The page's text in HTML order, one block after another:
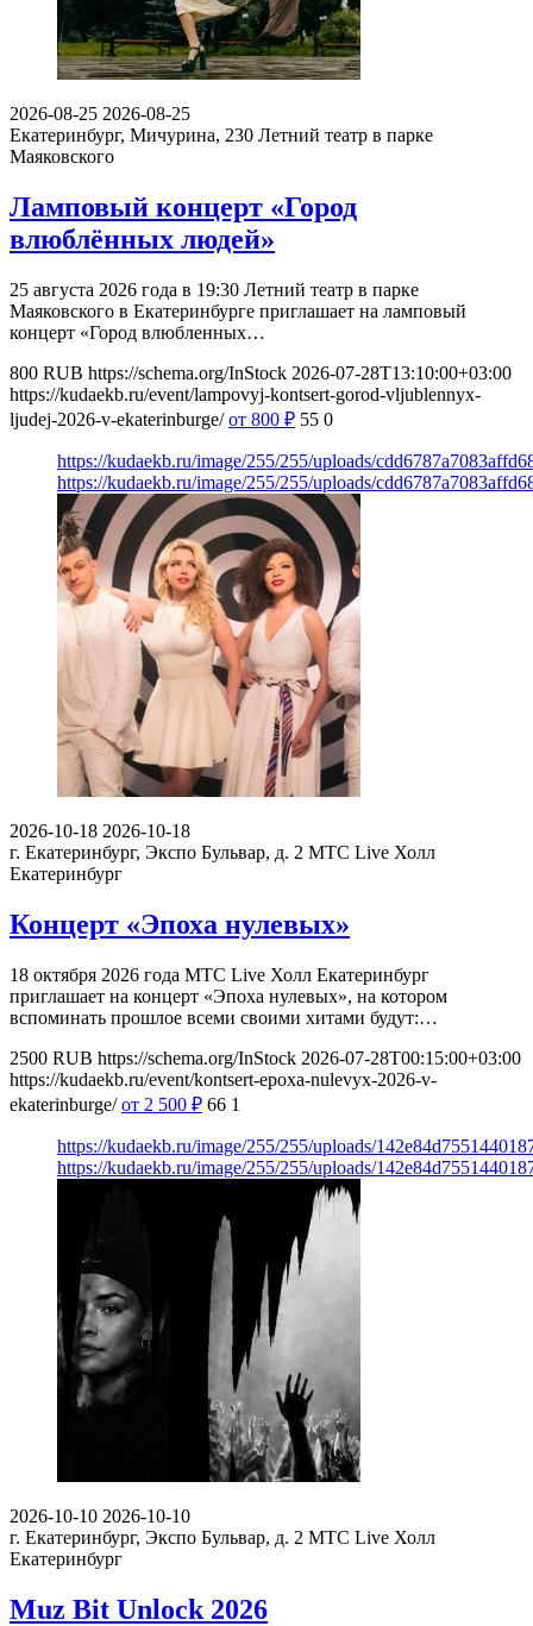
2026-08-25 2026-08-25
Екатеринбург, Мичурина, 230 Летний театр в парке
Маяковского
Ламповый концерт «Город
влюблённых людей»
25 августа 2026 года в 19:30 Летний театр в парке
Маяковского в Екатеринбурге приглашает на ламповый
концерт «Город влюбленных…
800 RUB https://schema.org/InStock 2026-07-28T13:10:00+03:00
https://kudaekb.ru/event/lampovyj-kontsert-gorod-vljublennyx-
ljudej-2026-v-ekaterinburge/ от 800 ₽ 55 0
https://kudaekb.ru/image/255/255/uploads/
https://kudaekb.ru/image/255/255/uploads/
2026-10-18 2026-10-18
г. Екатеринбург, Экспо Бульвар, д. 2 МТС Live Холл
Екатеринбург
Концерт «Эпоха нулевых»
18 октября 2026 года МТС Live Холл Екатеринбург
приглашает на концерт «Эпоха нулевых», на котором
вспоминать прошлое всеми своими хитами будут:…
2500 RUB https://schema.org/InStock 2026-07-28T00:15:00+03:00
https://kudaekb.ru/event/kontsert-epoxa-nulevyx-2026-v-
ekaterinburge/ от 2 500 ₽ 66 1
https://kudaekb.ru/image/255/255/uploads/
https://kudaekb.ru/image/255/255/uploads/
2026-10-10 2026-10-10
г. Екатеринбург, Экспо Бульвар, д. 2 МТС Live Холл
Екатеринбург
Muz Bit Unlock 2026